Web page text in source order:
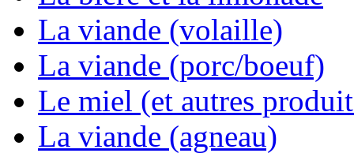
La viande (volaille)
La viande (porc/boeuf)
Le miel (et autres
La viande (agneau)